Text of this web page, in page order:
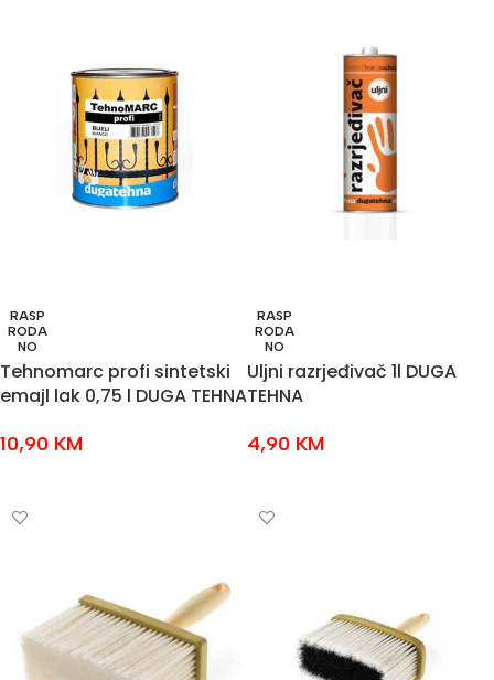
RASP
RODA
NO
Tehnomarc profi sintetski
emajl lak 0,75 l DUGA TEHNA
10,90 KM
RASP
RODA
NO
Uljni razrjeđivač 1l DUGA
TEHNA
4,90 KM